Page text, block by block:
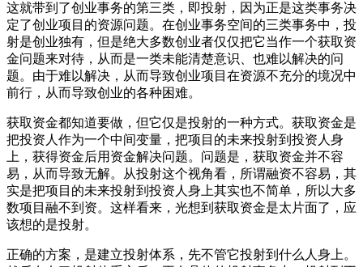
这就带到了创业事务的第三类，即投射，因为正是这类事务决
定了创业项目的资源问题。在创业事务空间的三类事务中，投
射是创业独有，但是绝大多数创业者仅仅把它当作一个获取资
金问题来对待，从而是一类未能清楚意识、也难以解决的问
题。由于难以解决，从而导致创业项目在资源不充分的境况中
前行，从而导致创业的各种困难。
获取资金都知道要做，但它仅是投射的一种方式。获取资金是
把投资人作为一个中间变量，把项目的未来投射到投资人身
上，获得资金后用资金解决问题。问题是，获取资金并不容
易，从而导致无解。从投射这个视角看，所谓融资不容易，其
实是把项目的未来投射到投资人身上其实也不简单，所以大多
数项目融不到资。这样看来，光想到获取资金是太片面了，应
该想的是投射。
正确的方案，是建立投射体系，先不管它投射到什么人身上。